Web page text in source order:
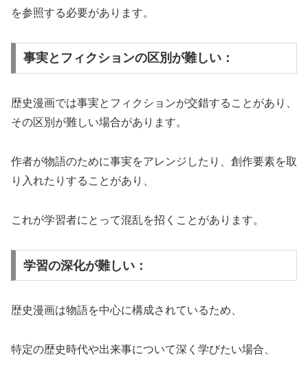
を参照する必要があります。
事実とフィクションの区別が難しい：
歴史漫画では事実とフィクションが交錯することがあり、
その区別が難しい場合があります。
作者が物語のために事実をアレンジしたり、創作要素を取
り入れたりすることがあり、
これが学習者にとって混乱を招くことがあります。
学習の深化が難しい：
歴史漫画は物語を中心に構成されているため、
特定の歴史時代や出来事について深く学びたい場合、